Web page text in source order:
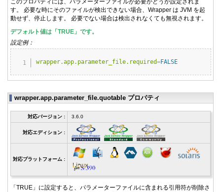
このプロパティには、パラメーターファイルが必要かどうか設定されま
す。 必要な時にそのファイルが検出できない場合、Wrapper は JVM を起
動せず、停止します。 必要でない場合は検出されなくても無視されます。
デフォルト値は「TRUE」です。
設定例：
wrapper.app.parameter_file.required=FALSE
wrapper.app.parameter_file.quotable プロパティ
対応バージョン : 3.6.0
対応エディション :
対応プラットフォーム :
「TRUE」に設定すると、パラメーターファイルに含まれる引用符が削除さ